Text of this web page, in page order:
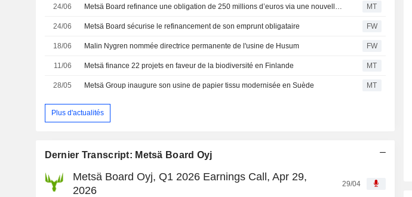
24/06 Metsä Board refinance une obligation de 250 millions d’euros via une nouvelle facilité de crédit MT
24/06 Metsä Board sécurise le refinancement de son emprunt obligataire FW
18/06 Malin Nygren nommée directrice permanente de l'usine de Husum FW
11/06 Metsä finance 22 projets en faveur de la biodiversité en Finlande MT
28/05 Metsä Group inaugure son usine de papier tissu modernisée en Suède MT
Plus d'actualités
Dernier Transcript: Metsä Board Oyj
Metsä Board Oyj, Q1 2026 Earnings Call, Apr 29,
2026
29/04